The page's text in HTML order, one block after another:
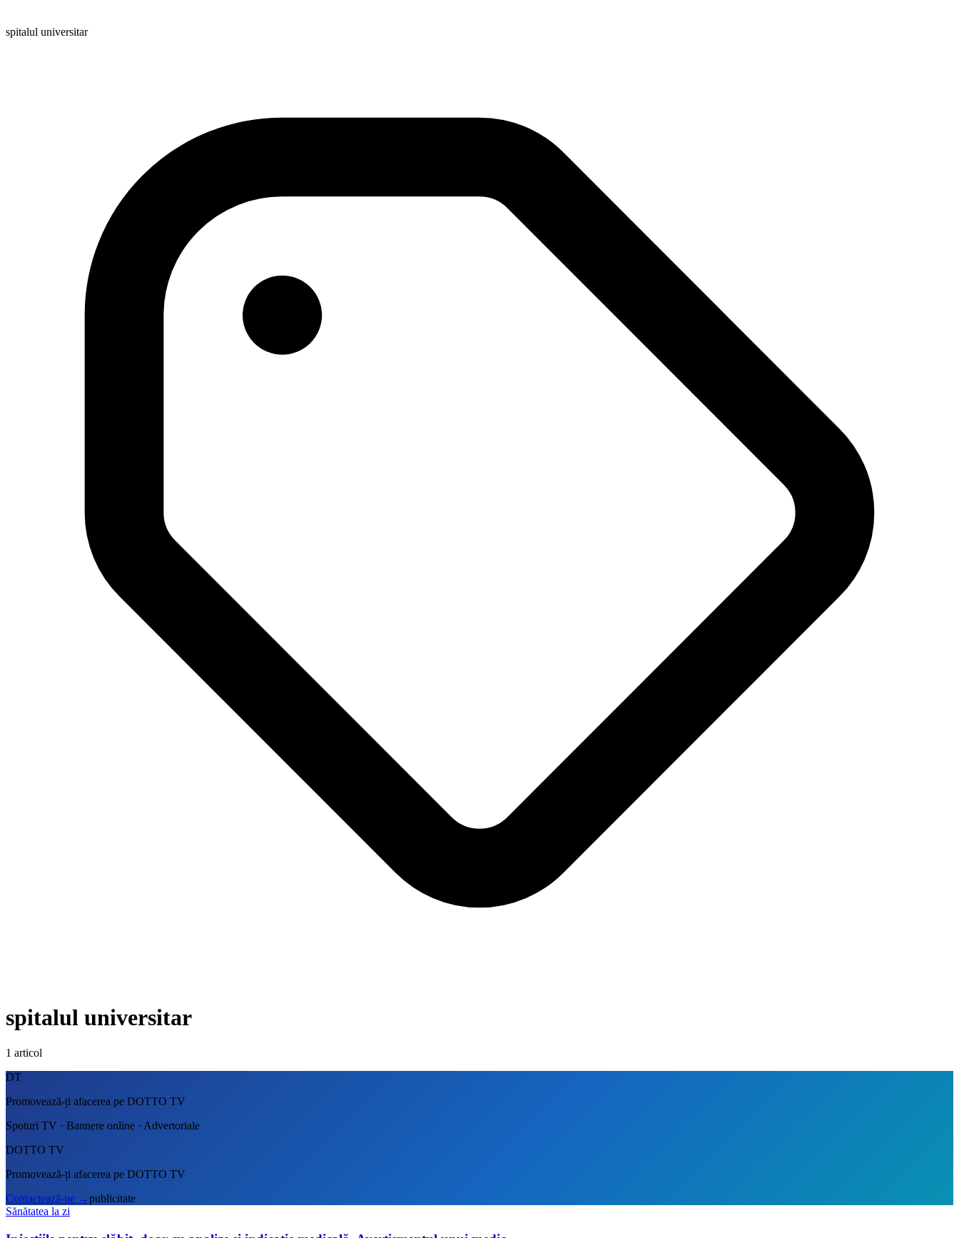
spitalul universitar
spitalul universitar
1 articol
DT
Promovează-ți afacerea pe DOTTO TV
Spoturi TV · Bannere online · Advertoriale
DOTTO TV
Promovează-ți afacerea pe DOTTO TV
Contactează-ne →publicitate
Sănătatea la zi